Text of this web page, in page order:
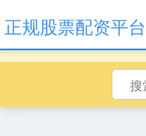
正规股票配资平